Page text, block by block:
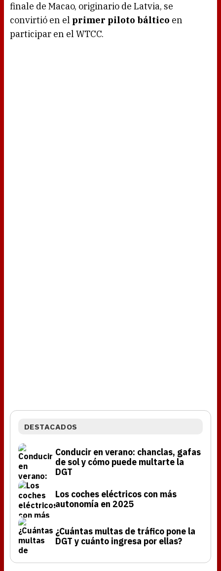
finale de Macao, originario de Latvia, se
convirtió en el primer piloto báltico en
participar en el WTCC.
DESTACADOS
Conducir en verano: chanclas, gafas
de sol y cómo puede multarte la
DGT
Los coches eléctricos con más
autonomía en 2025
¿Cuántas multas de tráfico pone la
DGT y cuánto ingresa por ellas?